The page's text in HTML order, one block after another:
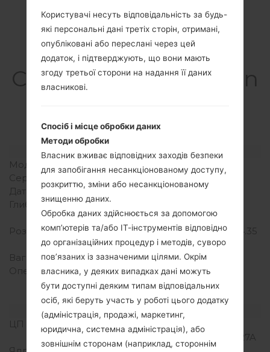
СпецифікаціяSamsun
Gio
Модель та її характеристики
Модель
SamsungGT-S5660M
Серія
Galaxy Gio
Дата випуску
Березень, 2011
Глибина
дюйма)
Розміри (ширина/висота) 110.5 x 57.5 міліметрів (4.35
x 2.26 дюйма)
Вага
102 грам (3.60 унції)
Операційна система
Android 2.2 (Froyo),
upgradable to 2.3
(Gingerbread)
Апаратне забезпечення
ЦП (процесор)
800MHz Qualcomm
Snapdragon S1 MSM7227A
Користувачі несуть відповідальність за будь-
які персональні дані третіх сторін, отримані,
опубліковані або переслані через цей
додаток, і підтверджують, що вони мають
згоду третьої сторони на надання її даних
власникові.
Спосіб і місце обробки даних
Методи обробки
Власник вживає відповідних заходів безпеки
для запобігання несанкціонованому доступу,
розкриттю, зміни або несанкціонованому
знищенню даних.
Обробка даних здійснюється за допомогою
комп’ютерів та/або ІТ-інструментів відповідно
до організаційних процедур і методів, суворо
пов’язаних із зазначеними цілями. Окрім
власника, у деяких випадках дані можуть
бути доступні деяким типам відповідальних
осіб, які беруть участь у роботі цього додатку
(адміністрація, продажі, маркетинг,
юридична, системна адміністрація), або
зовнішнім сторонам (наприклад, стороннім